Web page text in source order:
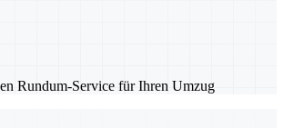
Rundum-Service für Ihren Umzug